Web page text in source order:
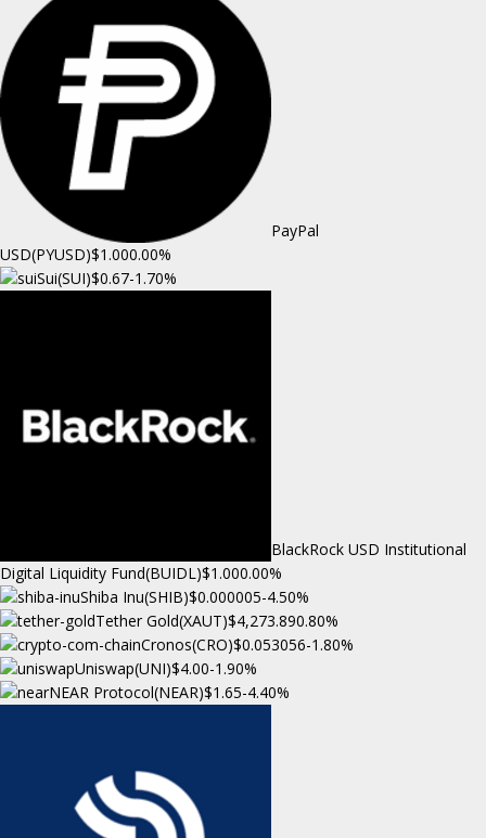
PayPal
USD(PYUSD)$1.000.00%
Sui(SUI)$0.67-1.70%
BlackRock USD Institutional
Digital Liquidity Fund(BUIDL)$1.000.00%
Shiba Inu(SHIB)$0.000005-4.50%
Tether Gold(XAUT)$4,273.890.80%
Cronos(CRO)$0.053056-1.80%
Uniswap(UNI)$4.00-1.90%
NEAR Protocol(NEAR)$1.65-4.40%